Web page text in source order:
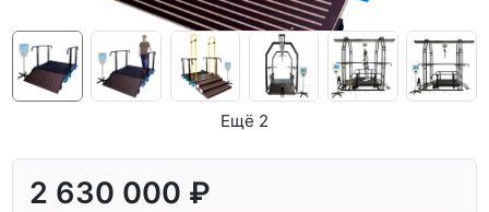
Ещё 2
2 630 000 ₽